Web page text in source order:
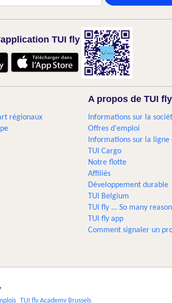
TUI fly
régionaux
A propos de TUI fly
Informations sur la
Offres d'emploi
Informations sur la
TUI Cargo
Notre flotte
Affiliés
Développement durable
TUI Belgium
TUI fly ... So many
TUI fly app
Comment signaler un
TUI fly Academy Brussels